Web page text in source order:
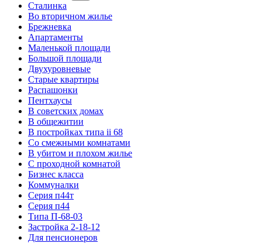
Сталинка
Во вторичном жилье
Брежневка
Апартаменты
Маленькой площади
Большой площади
Двухуровневые
Старые квартиры
Распашонки
Пентхаусы
В советских домах
В общежитии
В постройках типа ii 68
Со смежными комнатами
В убитом и плохом жилье
С проходной комнатой
Бизнес класса
Коммуналки
Серия п44т
Серия п44
Типа П-68-03
Застройка 2-18-12
Для пенсионеров